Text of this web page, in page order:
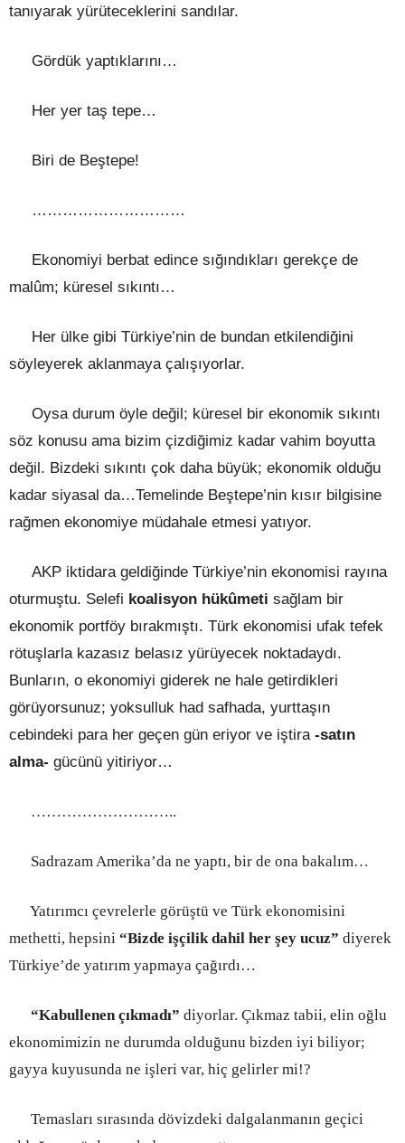
tanıyarak yürüteceklerini sandılar.
Gördük yaptıklarını…
Her yer taş tepe…
Biri de Beştepe!
…………………………
Ekonomiyi berbat edince sığındıkları gerekçe de
malûm; küresel sıkıntı…
Her ülke gibi Türkiye’nin de bundan etkilendiğini
söyleyerek aklanmaya çalışıyorlar.
Oysa durum öyle değil; küresel bir ekonomik sıkıntı
söz konusu ama bizim çizdiğimiz kadar vahim boyutta
değil. Bizdeki sıkıntı çok daha büyük; ekonomik olduğu
kadar siyasal da…Temelinde Beştepe’nin kısır bilgisine
rağmen ekonomiye müdahale etmesi yatıyor.
AKP iktidara geldiğinde Türkiye’nin ekonomisi rayına
oturmuştu. Selefi koalisyon hükûmeti sağlam bir
ekonomik portföy bırakmıştı. Türk ekonomisi ufak tefek
rötuşlarla kazasız belasız yürüyecek noktadaydı.
Bunların, o ekonomiyi giderek ne hale getirdikleri
görüyorsunuz; yoksulluk had safhada, yurttaşın
cebindeki para her geçen gün eriyor ve iştira -satın
alma- gücünü yitiriyor…
………………………..
Sadrazam Amerika’da ne yaptı, bir de ona bakalım…
Yatırımcı çevrelerle görüştü ve Türk ekonomisini
methetti, hepsini “Bizde işçilik dahil her şey ucuz” diyerek
Türkiye’de yatırım yapmaya çağırdı…
“Kabullenençıkmadı” diyorlar. Çıkmaz tabii, elin oğlu
ekonomimizin ne durumda olduğunu bizden iyi biliyor;
gayya kuyusunda ne işleri var, hiç gelirler mi!?
Temasları sırasında dövizdeki dalgalanmanın geçici